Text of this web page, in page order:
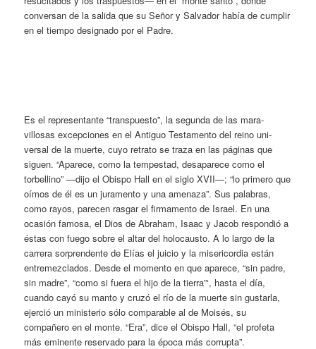
conversan de la salida que su Señor y Salvador había de cumplir
en el tiempo designado por el Padre.
Es el representante “transpuesto”, la segunda de las mara­
villosas excepciones en el Antiguo Testamento del reino uni­
versal de la muerte, cuyo retrato se traza en las páginas que
siguen. “Aparece, como la tempestad, desaparece como el
torbellino” —dijo el Obispo Hall en el siglo XVII—; “lo primero que
oímos de él es un juramento y una amenaza”. Sus palabras,
como rayos, parecen rasgar el firmamento de Israel. En una
ocasión famosa, el Dios de Abraham, Isaac y Jacob respondió a
éstas con fuego sobre el altar del holocausto. A lo largo de la
carrera sorprendente de Elías el juicio y la misericordia es­tán
entremezclados. Desde el momento en que aparece, “sin padre,
sin madre”, “como si fuera el hijo de la tierra”‘, hasta el día,
cuando cayó su manto y cruzó el río de la muerte sin gustarla,
ejerció un ministerio sólo comparable al de Moisés, su
compañero en el monte. “Era”, dice el Obispo Hall, “el pro­feta
más eminente reservado para la época más corrupta”.